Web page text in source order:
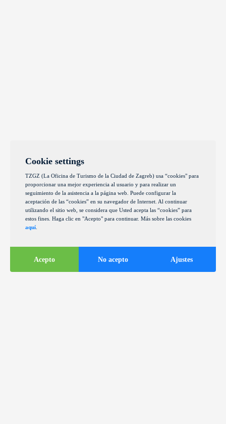
Cookie settings
TZGZ (La Oficina de Turismo de la Ciudad de Zagreb) usa “cookies" para
proporcionar una mejor experiencia al usuario y para realizar un
seguimiento de la asistencia a la página web. Puede configurar la
aceptación de las “cookies” en su navegador de Internet. Al continuar
utilizando el sitio web, se considera que Usted acepta las “cookies” para
estos fines. Haga clic en "Acepto" para continuar. Más sobre las cookies
aquí
Acepto No acepto Ajustes